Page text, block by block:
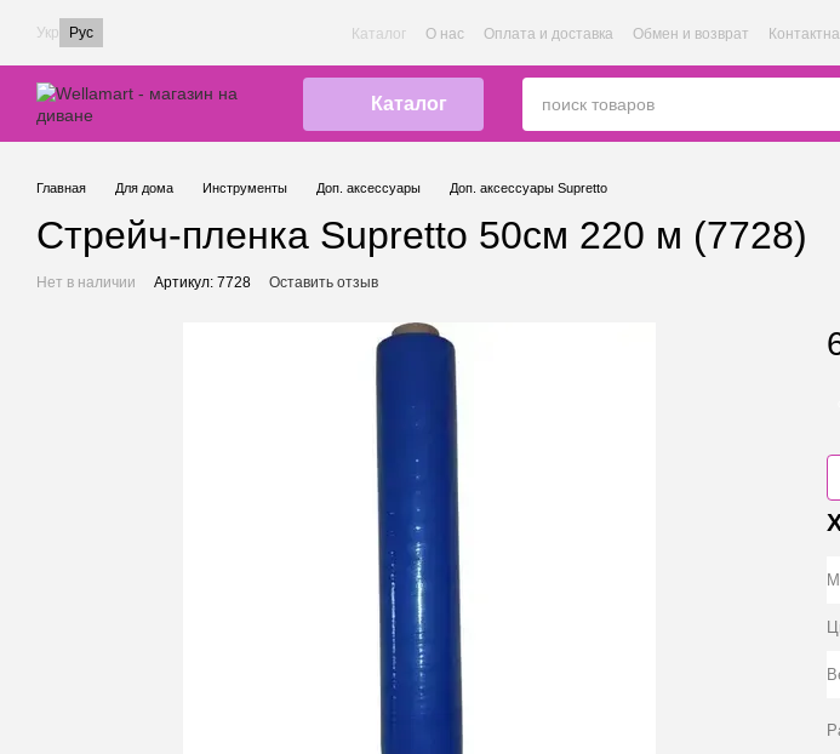
Перейти к основному контенту
Укр Рус Каталог О нас Оплата и доставка Обмен и возврат
Каталог
Главная Для дома Инструменты Доп. аксессуары Доп. аксессуары Supretto
Стрейч-пленка Supretto 50см 220 м (7728)
Нет в наличии Артикул: 7728 Оставить отзыв